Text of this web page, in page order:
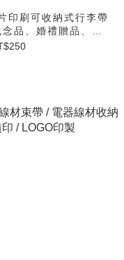
印刷可收納式行李帶
品、婚禮贈品、生
適用)